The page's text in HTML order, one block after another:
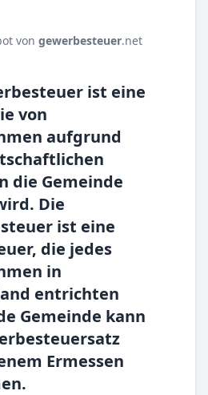
von gewerbesteuer.net
ist eine
von
aufgrund
die Gemeinde
Die
ist eine
die jedes
in
entrichten
Gemeinde kann
Ermessen